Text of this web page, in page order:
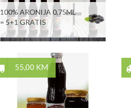
100% ARONIJA 0,75ML
= 5+1 GRATIS
55,00 KM